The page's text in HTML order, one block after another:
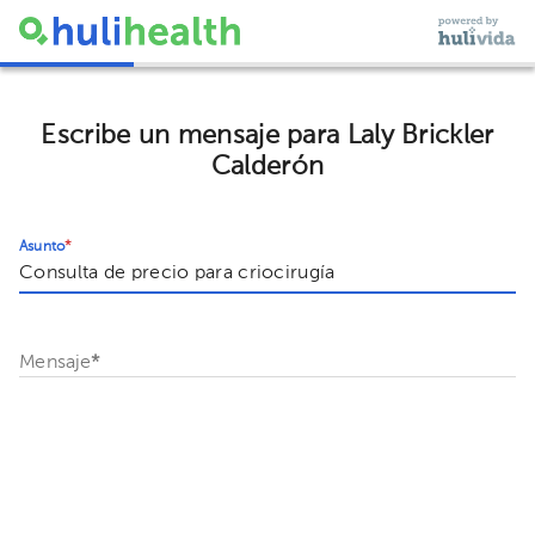
Escribe un mensaje para Laly Brickler
Calderón
Asunto*
Mensaje*